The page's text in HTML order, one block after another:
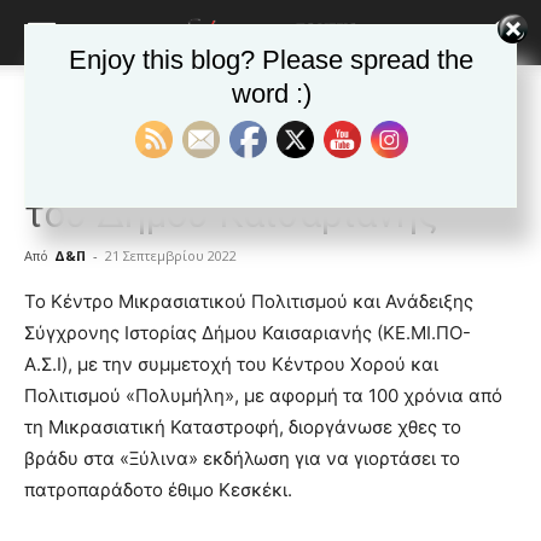
ΚΑΙΣΑΡΙΑΝΗ Νέα της Καισαριανής
Το Μικρασιατικό Κεσκέκι
του Δήμου Καισαριανής
Από Δ&Π - 21 Σεπτεμβρίου 2022
blonde
lesbians
very
hot
cam
show.desi
xxx
lyons
Το Κέντρο Μικρασιατικού Πολιτισμού και Ανάδειξης
Σύγχρονης Ιστορίας Δήμου Καισαριανής (ΚΕ.ΜΙ.ΠΟ-
Α.Σ.Ι), με την συμμετοχή του Κέντρου Χορού και
Πολιτισμού «Πολυμήλη», με αφορμή τα 100 χρόνια από
τη Μικρασιατική Καταστροφή, διοργάνωσε χθες το
βράδυ στα «Ξύλινα» εκδήλωση για να γιορτάσει το
πατροπαράδοτο έθιμο Κεσκέκι.
Enjoy this blog? Please spread the
word :)